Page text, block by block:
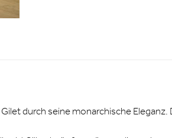
durch seine monarchische